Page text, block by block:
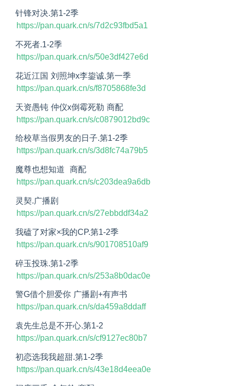
针锋对决.第1-2季
https://pan.quark.cn/s/7d2c93fbd5a1
不死者.1-2季
https://pan.quark.cn/s/50e3df427e6d
花近江国 刘照坤x李鋆诚.第一季
https://pan.quark.cn/s/f8705868fe3d
天资愚钝 仲仪x倒霉死勒 商配
https://pan.quark.cn/s/c0879012bd9c
给校草当假男友的日子.第1-2季
https://pan.quark.cn/s/3d8fc74a79b5
魔尊也想知道  商配
https://pan.quark.cn/s/c203dea9a6db
灵契.广播剧
https://pan.quark.cn/s/27ebbddf34a2
我磕了对家×我的CP.第1-2季
https://pan.quark.cn/s/901708510af9
碎玉投珠.第1-2季
https://pan.quark.cn/s/253a8b0dac0e
警G借个胆爱你 广播剧+有声书
https://pan.quark.cn/s/da459a8ddaff
袁先生总是不开心.第1-2
https://pan.quark.cn/s/cf9127ec80b7
初恋选我我超甜.第1-2季
https://pan.quark.cn/s/43e18d4eea0e